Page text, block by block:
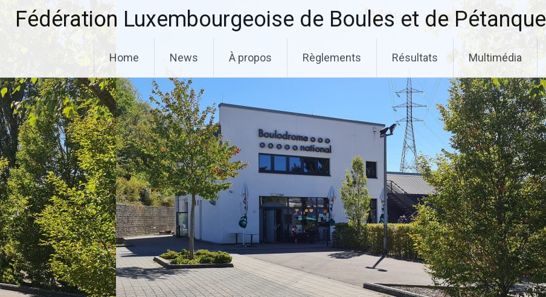
Fédération Luxembourgeoise de Boules et de Pétanque
Home News À propos Règlements Résultats Multimédia